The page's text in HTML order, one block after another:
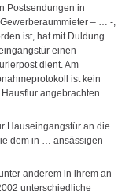
Postsendungen in
– … -,
ist, hat mit Duldung
einen
dient. Am
ist kein
angebrachten
Hauseingangstür an die
dem in … ansässigen
anderem in ihrem an
unterschiedliche